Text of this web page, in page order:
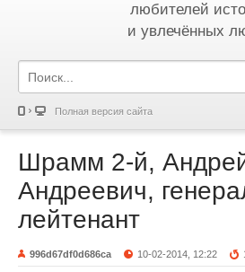
любителей
и увлечённых
Полная версия сайта
Шрамм 2-й,
Андреевич,
лейтенант
996d67df0d686ca 10-02-2014, 12:22